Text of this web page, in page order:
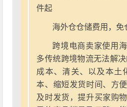
件起
海外仓仓储费用，免
跨境电商卖家使用
多传统跨境物流无法解决
成本、清关、以及本土
本、缩短发货时间、方
及时发货，提升买家购